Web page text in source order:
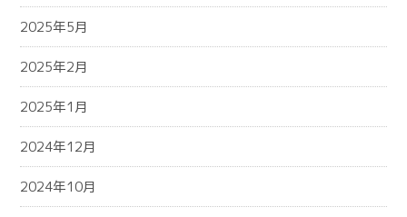
2025年5月
2025年2月
2025年1月
2024年12月
2024年10月